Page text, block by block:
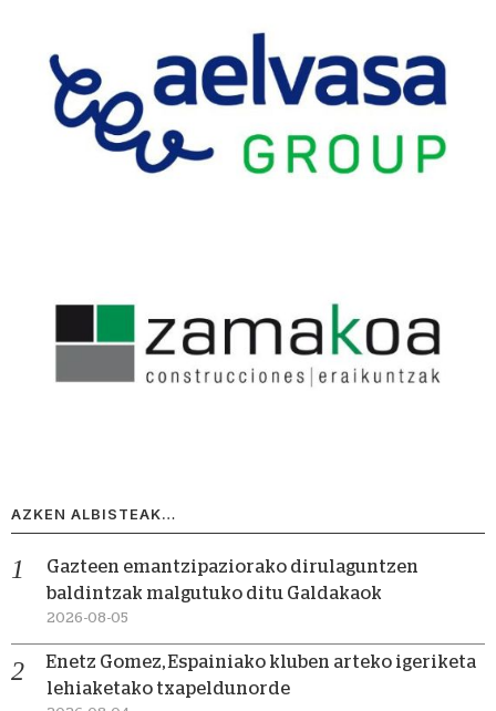
AZKEN ALBISTEAK…
Gazteen emantzipaziorako dirulaguntzen
baldintzak malgutuko ditu Galdakaok
2026-08-05
Enetz Gomez, Espainiako kluben arteko igeriketa
lehiaketako txapeldunorde